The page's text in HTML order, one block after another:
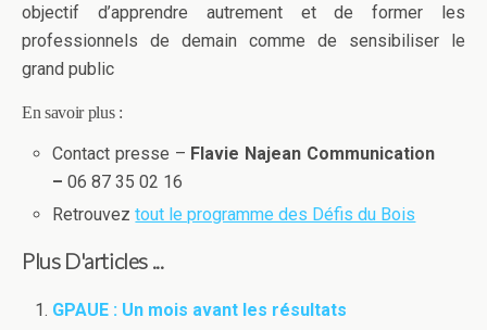
objectif d’apprendre autrement et de former les
professionnels de demain comme de sensibiliser le
grand public
En savoir plus :
Contact presse – Flavie Najean Communication
–06 87 35 02 16
Retrouveztout le programme des Défis du Bois
Plus D'articles ...
GPAUE : Un mois avant les résultats